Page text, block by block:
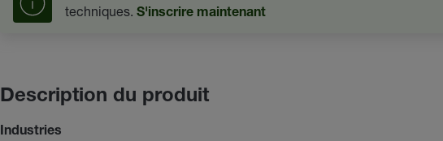
techniques. S'inscrire maintenant
Description du produit
Industries